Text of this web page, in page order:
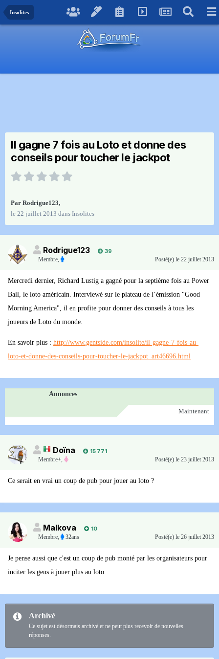
Insolites
Il gagne 7 fois au Loto et donne des
conseils pour toucher le jackpot
Par Rodrigue123,
le 22 juillet 2013 dans Insolites
Rodrigue123
39
Membre, Posté(e) le 22 juillet 2013
Mercredi dernier, Richard Lustig a gagné pour la septième fois au Power
Ball, le loto américain. Interviewé sur le plateau de l’émission "Good
Morning America", il en profite pour donner des conseils à tous les
joueurs de Loto du monde.
En savoir plus : http://www.gentside.com/insolite/il-gagne-7-fois-au-
loto-et-donne-des-conseils-pour-toucher-le-jackpot_art46696.html
Annonces
Maintenant
Doïna
15 771
Membre+,
Posté(e) le 23 juillet 2013
Ce serait en vrai un coup de pub pour jouer au loto ?
Malkova
10
Membre, 32ans Posté(e) le 26 juillet 2013
Je pense aussi que c'est un coup de pub monté par les organisateurs pour
inciter les gens à jouer plus au loto
Archivé
Ce sujet est désormais archivé et ne peut plus recevoir de nouvelles
réponses.